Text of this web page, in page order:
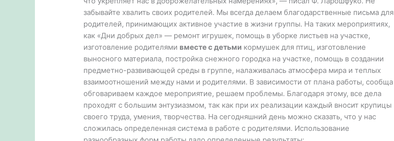
забывайте хвалить своих родителей. Мы всегда делаем благодарственные письма для
родителей, принимающих активное участие в жизни группы. На таких мероприятиях,
как «Дни добрых дел» — ремонт игрушек, помощь в уборке листьев на участке,
изготовление родителями вместе с детьми кормушек для птиц, изготовление
выносного материала, постройка снежного городка на участке, помощь в создании
предметно-развивающей среды в группе, налаживалась атмосфера мира и теплых
взаимоотношений между нами и родителями. В зависимости от плана работы, сообща
обговариваем каждое мероприятие, решаем проблемы. Благодаря этому, все дела
проходят с большим энтузиазмом, так как при их реализации каждый вносит крупицы
своего труда, умения, творчества. На сегодняшний день можно сказать, что у нас
сложилась определенная система в работе с родителями. Использование